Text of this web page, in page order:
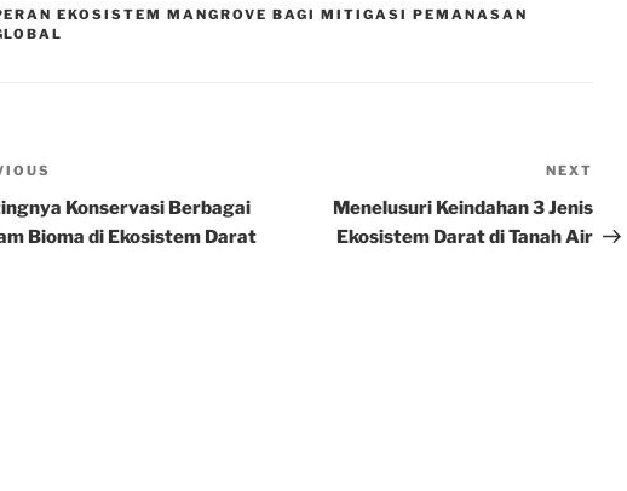
EKOSISTEM MANGROVE BAGI MITIGASI PEMANASAN
Konservasi Berbagai
Bioma di Ekosistem Darat
Post
NEXT
Menelusuri Keindahan 3 Jenis
Ekosistem Darat di Tanah Air